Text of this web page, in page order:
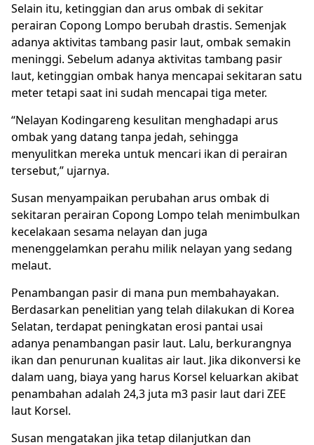
Selain itu, ketinggian dan arus ombak di sekitar
perairan Copong Lompo berubah drastis. Semenjak
adanya aktivitas tambang pasir laut, ombak semakin
meninggi. Sebelum adanya aktivitas tambang pasir
laut, ketinggian ombak hanya mencapai sekitaran satu
meter tetapi saat ini sudah mencapai tiga meter.
“Nelayan Kodingareng kesulitan menghadapi arus
ombak yang datang tanpa jedah, sehingga
menyulitkan mereka untuk mencari ikan di perairan
tersebut,” ujarnya.
Susan menyampaikan perubahan arus ombak di
sekitaran perairan Copong Lompo telah menimbulkan
kecelakaan sesama nelayan dan juga
menenggelamkan perahu milik nelayan yang sedang
melaut.
Penambangan pasir di mana pun membahayakan.
Berdasarkan penelitian yang telah dilakukan di Korea
Selatan, terdapat peningkatan erosi pantai usai
adanya penambangan pasir laut. Lalu, berkurangnya
ikan dan penurunan kualitas air laut. Jika dikonversi ke
dalam uang, biaya yang harus Korsel keluarkan akibat
penambahan adalah 24,3 juta m3 pasir laut dari ZEE
laut Korsel.
Susan mengatakan jika tetap dilanjutkan dan